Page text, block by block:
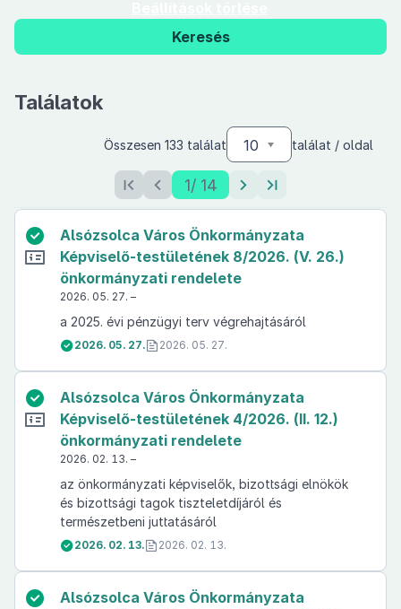
Keresés
Találatok
Összesen 133 találat 10 találat / oldal
1/ 14
Alsózsolca Város Önkormányzata
Képviselő-testületének 8/2026. (V. 26.)
önkormányzati rendelete
2026. 05. 27. –
a 2025. évi pénzügyi terv végrehajtásáról
2026. 05. 27. 2026. 05. 27.
Alsózsolca Város Önkormányzata
Képviselő-testületének 4/2026. (II. 12.)
önkormányzati rendelete
2026. 02. 13. –
az önkormányzati képviselők, bizottsági elnökök
és bizottsági tagok tiszteletdíjáról és
természetbeni juttatásáról
2026. 02. 13. 2026. 02. 13.
Alsózsolca Város Önkormányzata